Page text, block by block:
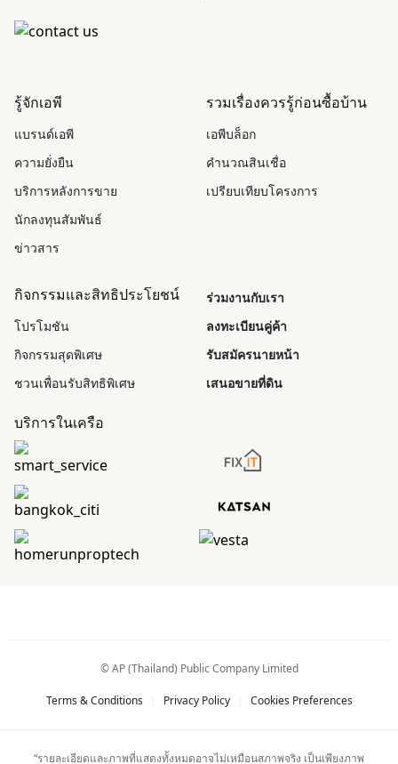
รู้จักเอพี
แบรนด์เอพี
ความยั่งยืน
บริการหลังการขาย
นักลงทุนสัมพันธ์
ข่าวสาร
รวมเรื่องควรรู้ก่อนซื้อบ้าน
เอพีบล็อก
คำนวณสินเชื่อ
เปรียบเทียบโครงการ
กิจกรรมและสิทธิประโยชน์
โปรโมชัน
กิจกรรมสุดพิเศษ
ชวนเพื่อนรับสิทธิพิเศษ
ร่วมงานกับเรา
ลงทะเบียนคู่ค้า
รับสมัครนายหน้า
เสนอขายที่ดิน
บริการในเครือ
© AP (Thailand) Public Company Limited
Terms & Conditions Privacy Policy Cookies Preferences
“รายละเอียดและภาพที่แสดงทั้งหมดอาจไม่เหมือนสภาพจริง เป็นเพียงภาพ